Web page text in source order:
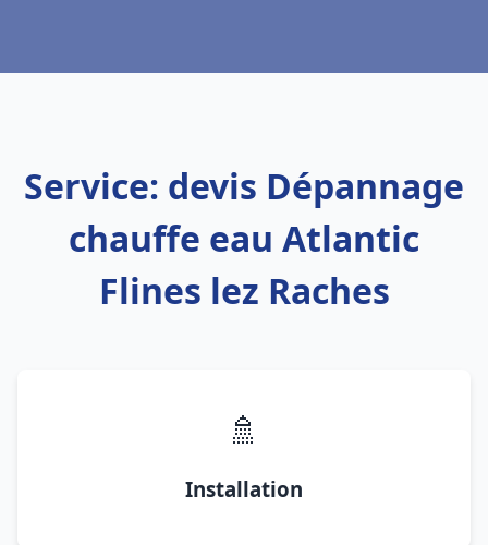
Service: devis Dépannage
chauffe eau Atlantic
Flines lez Raches
🚿
Installation